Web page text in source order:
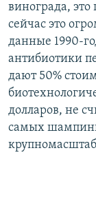
винограда,
сейчас это
данные 1990-
антибиотики
дают 50%
долларов, не
самых